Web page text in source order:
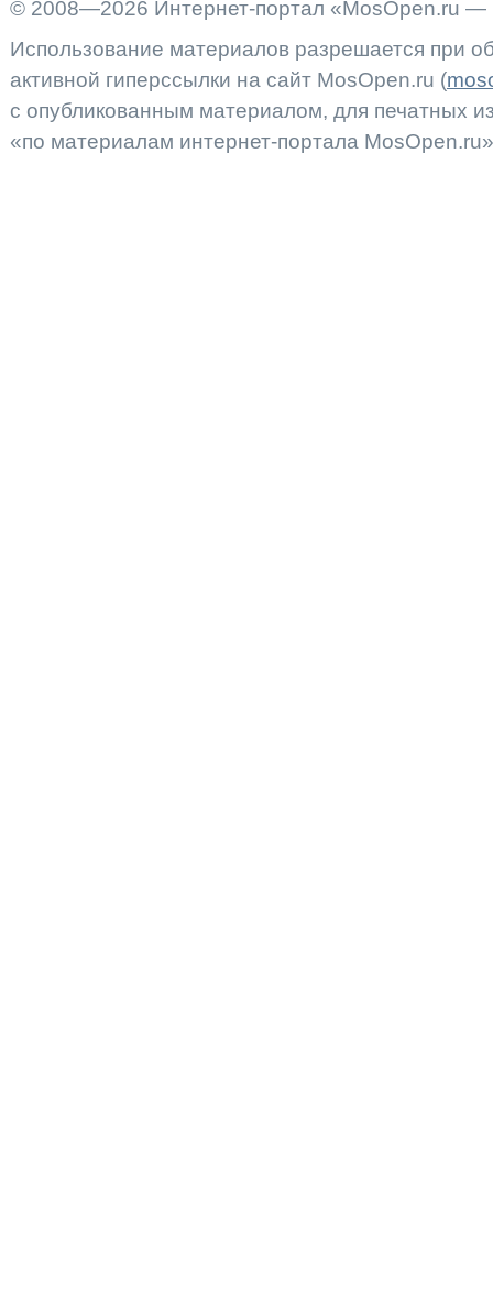
© 2008—2026 Интернет-портал «MosOpen.ru —
Использование материалов разрешается при
активной гиперссылки на сайт MosOpen.ru (
с опубликованным материалом, для печатных
«по материалам интернет-портала